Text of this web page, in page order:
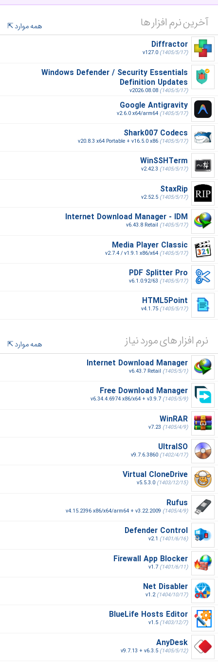
آخرین نرم افزار ها
همه موارد
Diffractor
v127.0 (1405/5/17)
Windows Defender / Security Essentials
Definition Updates
v2026.08.08 (1405/5/17)
Google Antigravity
v2.6.0 x64/arm64 (1405/5/17)
Shark007 Codecs
v20.8.3 x64 Portable + v16.5.0 x86 (1405/5/17)
WinSSHTerm
v2.42.3 (1405/5/17)
StaxRip
v2.52.5 (1405/5/17)
Internet Download Manager - IDM
v6.43.8 Retail (1405/5/17)
Media Player Classic
v2.7.4 / v1.9.1 x86/x64 (1405/5/17)
PDF Splitter Pro
v6.1.0.92/63 (1405/5/17)
HTML5Point
v4.1.75 (1405/5/17)
نرم افزار های مورد نیاز
همه موارد
Internet Download Manager
v6.43.7 Retail (1405/5/1)
Free Download Manager
v6.34.4.6974 x86/x64 + v3.9.7 (1405/5/9)
WinRAR
v7.23 (1405/4/9)
UltraISO
v9.7.6.3860 (1402/4/17)
Virtual CloneDrive
v5.5.3.0 (1403/12/15)
Rufus
v4.15.2396 x86/x64/arm64 + v3.22.2009 (1405/4/9)
Defender Control
v2.1 (1401/6/16)
Firewall App Blocker
v1.7 (1401/6/11)
Net Disabler
v1.2(1404/10/17)
BlueLife Hosts Editor
v1.5 (1403/12/7)
AnyDesk
v9.7.13 + v6.3.5 (1405/5/12)